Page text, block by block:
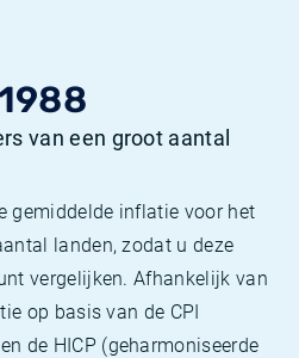
van een groot aantal
gemiddelde inflatie voor het
landen, zodat u deze
vergelijken. Afhankelijk van
op basis van de CPI
de HICP (geharmoniseerde